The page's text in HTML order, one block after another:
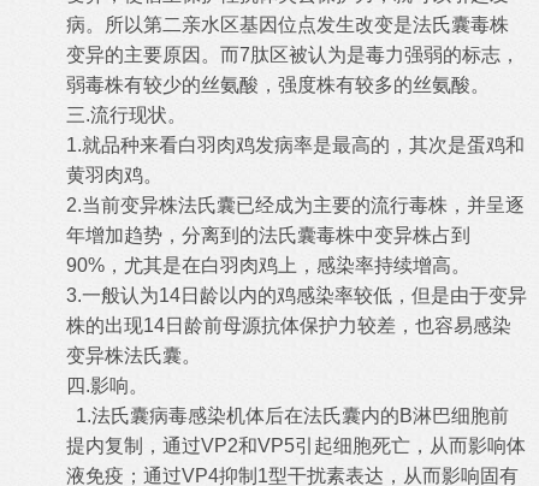
病。所以第二亲水区基因位点发生改变是法氏囊毒株
变异的主要原因。而7肽区被认为是毒力强弱的标志，
弱毒株有较少的丝氨酸，强度株有较多的丝氨酸。
三.流行现状。
1.就品种来看白羽肉鸡发病率是最高的，其次是蛋鸡和
黄羽肉鸡。
2.当前变异株法氏囊已经成为主要的流行毒株，并呈逐
年增加趋势，分离到的法氏囊毒株中变异株占到
90% ，尤其是在白羽肉鸡上，感染率持续增高。
3.一般认为14日龄以内的鸡感染率较低，但是由于变异
株的出现14日龄前母源抗体保护力较差，也容易感染
变异株法氏囊。
四.影响。
1.法氏囊病毒感染机体后在法氏囊内的B淋巴细胞前
提内复制，通过VP2和VP5引起细胞死亡，从而影响体
液免疫；通过VP4抑制 1型干扰素表达，从而影响固有